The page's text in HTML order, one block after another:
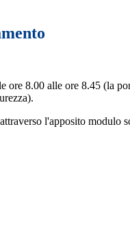
ore 8.00 alle ore 8.45 (la
l'apposito modulo